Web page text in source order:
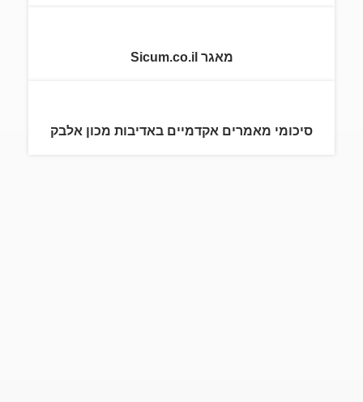
מאגר Sicum.co.il
סיכומי מאמרים אקדמיים באדיבות מכון אלבק